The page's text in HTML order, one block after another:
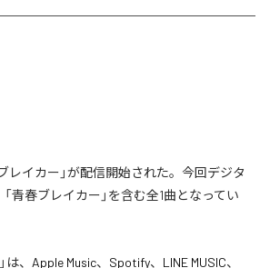
レイカー」が配信開始された。今回デジタ
青春ブレイカー」を含む全1曲となってい
」は、 Apple Music、 Spotify、 LINE MUSIC、